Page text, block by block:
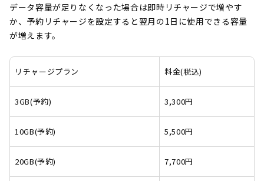
データ容量が足りなくなった場合は即時リチャージで増やす
か、予約リチャージを設定すると翌月の1日に使用できる容量
が増えます。
リチャージプラン 料金(税込)
3GB(予約) 3,300円
10GB(予約) 5,500円
20GB(予約) 7,700円